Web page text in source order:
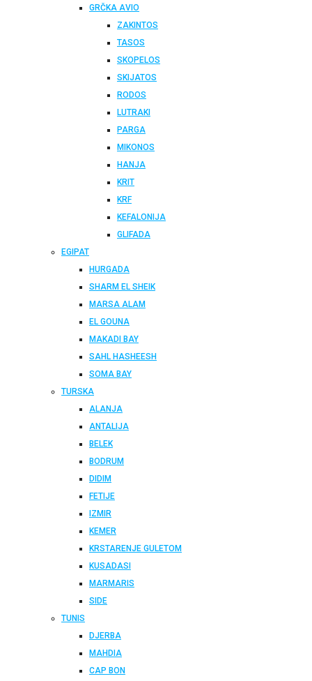
GRČKA AVIO
ZAKINTOS
TASOS
SKOPELOS
SKIJATOS
RODOS
LUTRAKI
PARGA
MIKONOS
HANJA
KRIT
KRF
KEFALONIJA
GLIFADA
EGIPAT
HURGADA
SHARM EL SHEIK
MARSA ALAM
EL GOUNA
MAKADI BAY
SAHL HASHEESH
SOMA BAY
TURSKA
ALANJA
ANTALIJA
BELEK
BODRUM
DIDIM
FETIJE
IZMIR
KEMER
KRSTARENJE GULETOM
KUSADASI
MARMARIS
SIDE
TUNIS
DJERBA
MAHDIA
CAP BON